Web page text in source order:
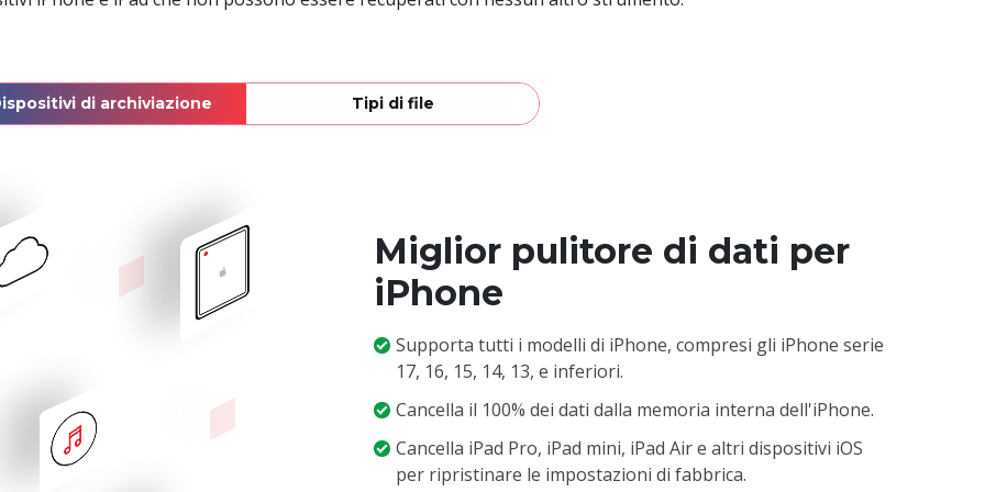
di archiviazione Tipi di file
Miglior pulitore di dati per
iPhone
Supporta tutti i modelli di iPhone, compresi gli iPhone serie
17, 16, 15, 14, 13, e inferiori.
Cancella il 100% dei dati dalla memoria interna dell'iPhone.
Cancella iPad Pro, iPad mini, iPad Air e altri dispositivi iOS
per ripristinare le impostazioni di fabbrica.